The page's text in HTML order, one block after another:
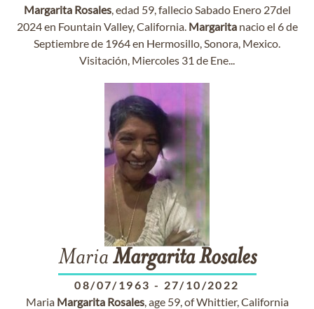
Margarita Rosales, edad 59, fallecio Sabado Enero 27del
2024 en Fountain Valley, California. Margaritanacio el 6 de
Septiembre de 1964 en Hermosillo, Sonora, Mexico.
Visitación, Miercoles 31 de Ene...
Maria Margarita Rosales
08/07/1963 - 27/10/2022
Maria Margarita Rosales, age 59, of Whittier, California